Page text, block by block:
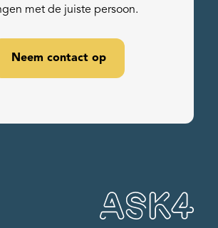
met de juiste persoon.
Neem contact op